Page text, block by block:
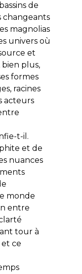
de
changeants
magnolias
univers où
et
bien plus,
formes
racines
acteurs
t-il.
et de
nuances
monde
entre
tour à
ce